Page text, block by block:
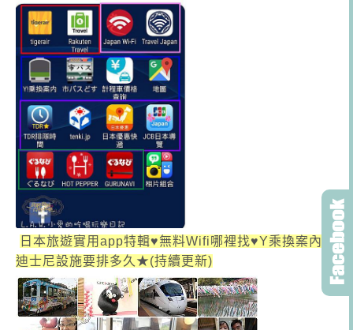
日本旅遊實用app特輯♥無料Wifi哪裡找♥Y乘換案內★
迪士尼設施要排多久★(持續更新)